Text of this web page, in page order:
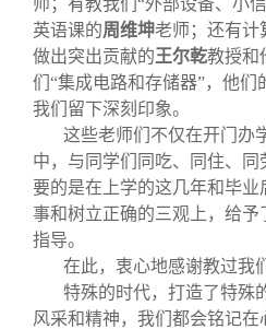
师；有教我们“外部设备、小
英语课的周维坤老师；还有计
做出突出贡献的王尔乾教授和
们“集成电路和存储器”，他们
我们留下深刻印象。
这些老师们不仅在开门办
中，与同学们同吃、同住、
要的是在上学的这几年和毕
事和树立正确的三观上，给予
指导。
在此，衷心地感谢教过我
特殊的时代，打造了特殊
风采和精神，我们都会铭记